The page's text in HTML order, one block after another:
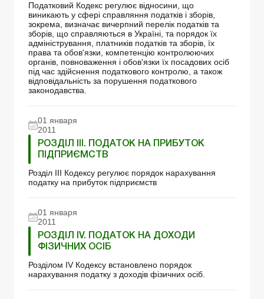
Податковий Кодекс регулює відносини, що
виникають у сфері справляння податків і зборів,
зокрема, визначає вичерпний перелік податків та
зборів, що справляються в Україні, та порядок їх
адміністрування, платників податків та зборів, їх
права та обов'язки, компетенцію контролюючих
органів, повноваження і обов'язки їх посадових осіб
під час здійснення податкового контролю, а також
відповідальність за порушення податкового
законодавства.
01 января
2011
РОЗДІЛ III. ПОДАТОК НА ПРИБУТОК
ПІДПРИЄМСТВ
Розділ ІІІ Кодексу регулює порядок нарахування
податку на прибуток підприємств
01 января
2011
РОЗДІЛ IV. ПОДАТОК НА ДОХОДИ
ФІЗИЧНИХ ОСІБ
Розділом ІV Кодексу встановлено порядок
нарахування податку з доходів фізичних осіб.